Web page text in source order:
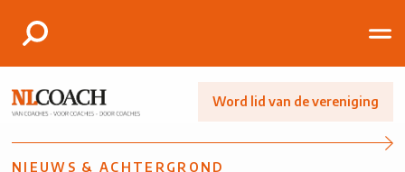
Word lid van de vereniging
NIEUWS & ACHTERGROND